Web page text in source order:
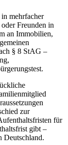
mehrfacher
Freunden in
an Immobilien,
§ 8 StAG –
zur
für
gibt –
Deutschland.